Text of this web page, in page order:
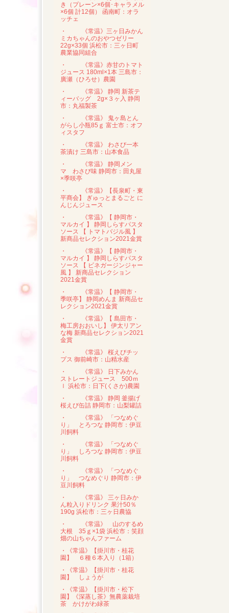
き（プレーン×6個･キャラメル
×6個 計12個） 函南町：オラ
ッチェ
・
《常温》三ヶ日みかん
ミカちゃんのおやつゼリー
22g×33個 浜松市：三ヶ日町
農業協同組合
・
《常温》赤甘のトマト
ジュース 180ml×1本 三島市：
廣瀬（ひろせ）農園
・
《常温》 静岡 新茶テ
ィーバッグ 2g×３ヶ入 静岡
市：丸福製茶
・
《常温》 鬼ヶ島とん
がらし小瓶85ｇ 富士市：オフ
ィスタフ
・
《常温》 わさび一本
茶漬け 三島市：山本食品
・
《常温》 静岡メン
マ わさび味 静岡市：田丸屋
×季咲亭
・
《常温》【長泉町・東
平商会】 ぎゅっとまるごと に
んじんジュース
・
《常温》【 静岡市・
マルカイ 】 静岡しらすパスタ
ソース 【 トマトバジル風 】
新商品セレクション2021金賞
・
《常温》【 静岡市・
マルカイ 】 静岡しらすパスタ
ソース 【 ビネガージンジャー
風 】 新商品セレクション
2021金賞
・
《常温》【 静岡市・
季咲亭】 静岡めんま 新商品セ
レクション2021金賞
・
《常温》【 島田市・
梅工房おおいし】 伊太リアン
な梅 新商品セレクション2021
金賞
・
《常温》 桜えびチッ
プス 御前崎市：山精水産
・
《常温》 日下みかん
ストレートジュース 500ｍ
ｌ 浜松市：日下(くさか)農園
・
《常温》 静岡 釜揚げ
桜えび缶詰 静岡市：山梨罐詰
・
《常温》 「つなめぐ
り」 とろつな 静岡市：伊豆
川飼料
・
《常温》 「つなめぐ
り」 しろつな 静岡市：伊豆
川飼料
・
《常温》 「つなめぐ
り」 つなめぐり 静岡市：伊
豆川飼料
・
《常温》 三ヶ日みか
ん粒入りドリンク 果汁50％
190g 浜松市：三ヶ日農協
・
《常温》 山のするめ
大根 35ｇ×1袋 浜松市：笑顔
畑の山ちゃんファーム
・《常温》【掛川市・桂花
園】 ６種６本入り（1箱）
・《常温》【掛川市・桂花
園】 しょうが
・《常温》【掛川市・松下
園】《深蒸し茶》無農薬栽培
茶 かけがわ緑茶